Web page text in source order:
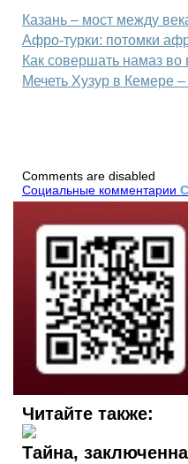
Казань – мост между
Афро-турки: потомки
Как совершать намаз во
Мечеть Хузур в Кемере
Comments are disabled
Социальные комментарии
Читайте также:
Тайна,